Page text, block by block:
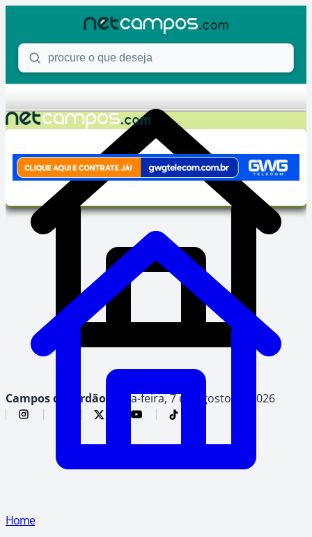
Procure o que deseja
Campos do Jordão, sexta-feira, 7 de agosto de 2026
Home